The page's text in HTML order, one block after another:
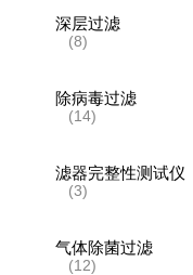
深层过滤
(8)
除病毒过滤
(14)
滤器完整性测试仪
(3)
气体除菌过滤
(12)